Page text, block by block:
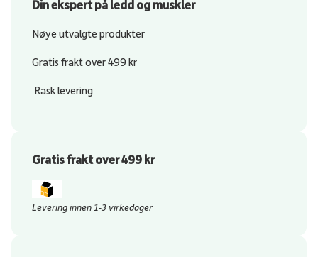
Din ekspert på ledd og muskler
Nøye utvalgte produkter
Gratis frakt over 499 kr
Rask levering
Gratis frakt over 499 kr
Levering innen 1-3 virkedager